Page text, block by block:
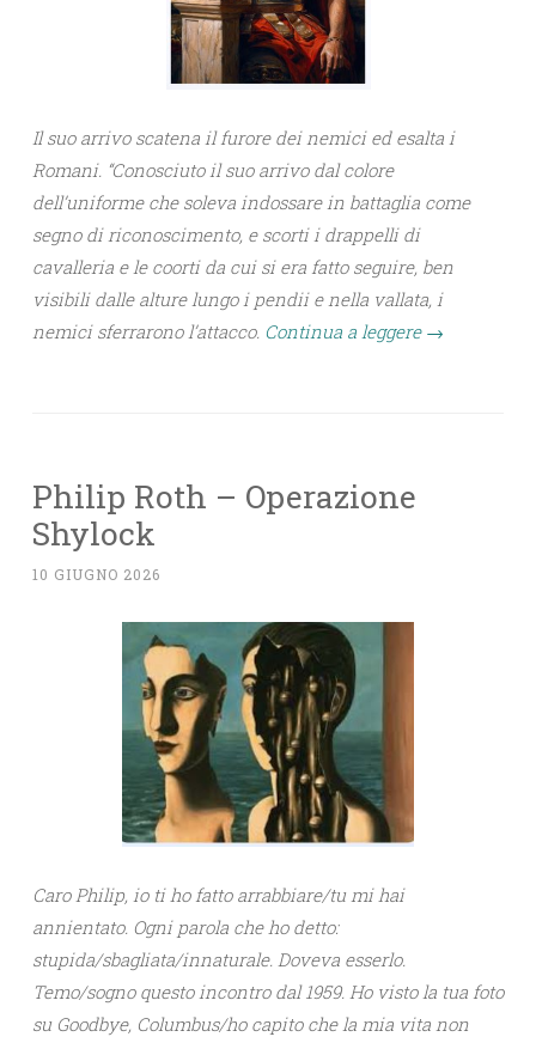
Il suo arrivo scatena il furore dei nemici ed esalta i
Romani. “Conosciuto il suo arrivo dal colore
dell’uniforme che soleva indossare in battaglia come
segno di riconoscimento, e scorti i drappelli di
cavalleria e le coorti da cui si era fatto seguire, ben
visibili dalle alture lungo i pendii e nella vallata, i
nemici sferrarono l’attacco. Continua a leggere →
Philip Roth – Operazione
Shylock
10 GIUGNO 2026
Caro Philip, io ti ho fatto arrabbiare/tu mi hai
annientato. Ogni parola che ho detto:
stupida/sbagliata/innaturale. Doveva esserlo.
Temo/sogno questo incontro dal 1959. Ho visto la tua foto
su Goodbye, Columbus/ho capito che la mia vita non